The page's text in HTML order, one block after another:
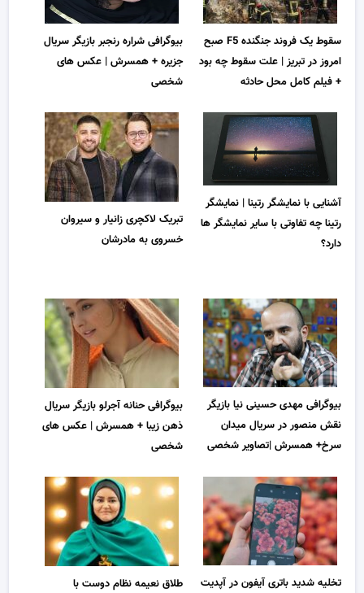
سقوط یک فروند جنگنده F5 صبح
امروز در تبریز | علت سقوط چه بود
+ فیلم کامل محل حادثه
بیوگرافی شراره رنجبر بازیگر سریال
جزیره + همسرش | عکس های
شخصی
آشنایی با نمایشگر رتینا | نمایشگر
رتینا چه تفاوتی با سایر نمایشگر ها
دارد؟
تبریک لاکچری زانیار و سیروان
خسروی به مادرشان
بیوگرافی مهدی حسینی نیا بازیگر
نقش منصور در سریال میدان
سرخ+ همسرش |تصاویر شخصی
بیوگرافی حنانه آجرلو بازیگر سریال
ذهن زیبا + همسرش | عکس های
شخصی
تخلیه شدید باتری آیفون در آپدیت
طلاق نعیمه نظام دوست با